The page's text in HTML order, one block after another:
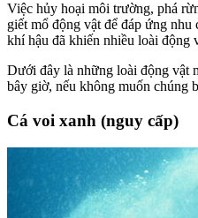
Việc hủy hoại môi trường, phá
giết mổ động vật để đáp ứng
khí hậu đã khiến nhiều loài động
Dưới đây là những loài động vật
bây giờ, nếu không muốn chúng
Cá voi xanh (nguy cấp)